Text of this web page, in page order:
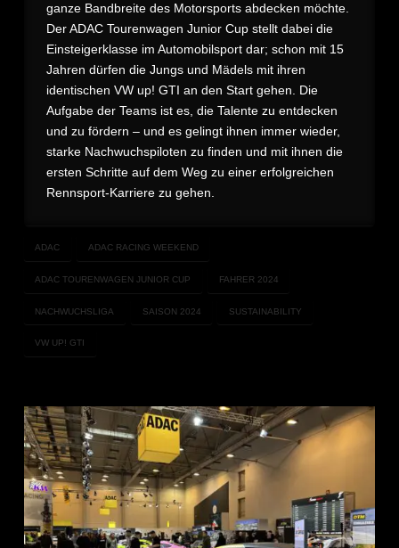
ganze Bandbreite des Motorsports abdecken möchte.
Der ADAC Tourenwagen Junior Cup stellt dabei die
Einsteigerklasse im Automobilsport dar; schon mit 15
Jahren dürfen die Jungs und Mädels mit ihren
identischen VW up! GTI an den Start gehen. Die
Aufgabe der Teams ist es, die Talente zu entdecken
und zu fördern – und es gelingt ihnen immer wieder,
starke Nachwuchspiloten zu finden und mit ihnen die
ersten Schritte auf dem Weg zu einer erfolgreichen
Rennsport-Karriere zu gehen.
ADAC ADAC RACING WEEKEND
ADAC TOURENWAGEN JUNIOR CUP FAHRER 2024
NACHWUCHSLIGA SAISON 2024 SUSTAINABILITY
VW UP! GTI